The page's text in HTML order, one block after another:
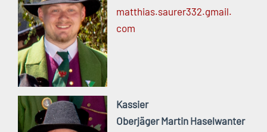
matthias.saurer332.gmail.
com
Kassier
Oberjäger Martin Haselwanter